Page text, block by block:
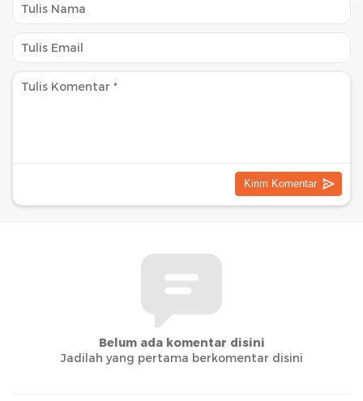
Belum ada komentar disini
Jadilah yang pertama berkomentar disini